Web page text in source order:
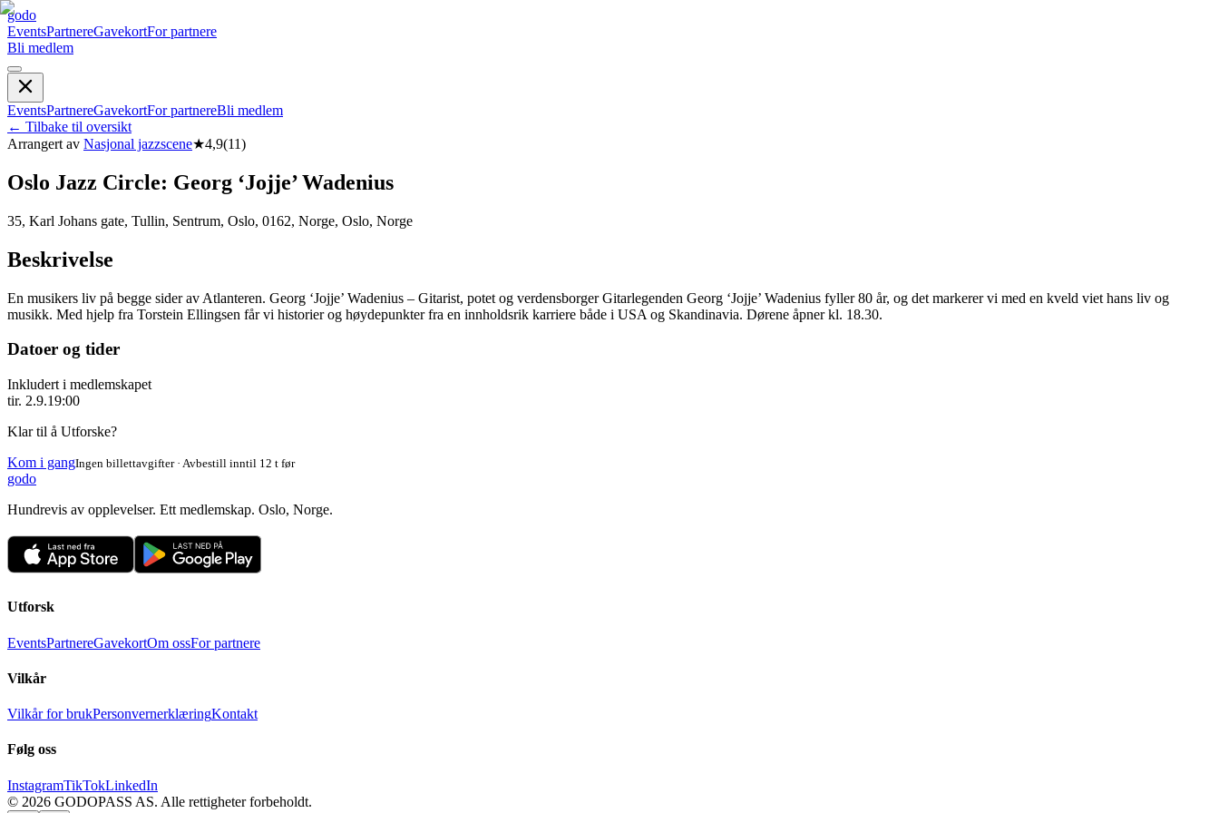
godo
EventsPartnereGavekortFor partnere
Bli medlem
EventsPartnereGavekortFor partnereBli medlem
← Tilbake til oversikt
Arrangert av Nasjonal jazzscene★4,9(11)
Oslo Jazz Circle: Georg ‘Jojje’ Wadenius
35, Karl Johans gate, Tullin, Sentrum, Oslo, 0162, Norge, Oslo, Norge
Beskrivelse
En musikers liv på begge sider av Atlanteren. Georg ‘Jojje’ Wadenius – Gitarist, potet og verdensborger Gitarlegenden Georg ‘Jojje’ Wadenius fyller 80 år, og det markerer vi med en kveld viet hans liv og
musikk. Med hjelp fra Torstein Ellingsen får vi historier og høydepunkter fra en innholdsrik karriere både i USA og Skandinavia. Dørene åpner kl. 18.30.
Datoer og tider
Inkludert i medlemskapet
tir. 2.9.19:00
Klar til å Utforske?
Kom i gangIngen billettavgifter · Avbestill inntil 12 t før
godo
Hundrevis av opplevelser. Ett medlemskap. Oslo, Norge.
Utforsk
EventsPartnereGavekortOm ossFor partnere
Vilkår
Vilkår for brukPersonvernerklæringKontakt
Følg oss
InstagramTikTokLinkedIn
© 2026 GODOPASS AS. Alle rettigheter forbeholdt.